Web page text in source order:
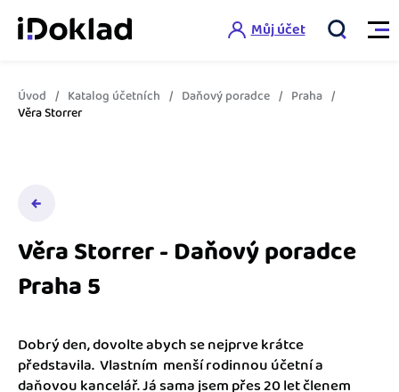
Vlastnosti
Správa kontaktů
Hlídání cashflow
Spolupráce s účetní
Propojení na další systémy
Nápověda
Jak začít podnikat
Šablony faktur
Šablona pro plátce DPH
Šablona pro neplátce DPH
Registrovat ZDARMA
Můj účet
Úvod Katalog účetních Daňový poradce
Praha
Věra Storrer
Věra Storrer - Daňový poradce
Praha 5
Dobrý den, dovolte abych se nejprve krátce
představila. Vlastním menší rodinnou účetní a
daňovou kancelář. Já sama jsem přes 20 let členem